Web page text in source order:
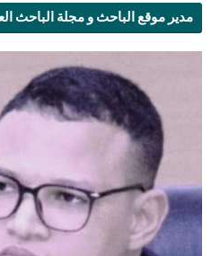
مدير موقع الباحث و مجلة الباحث